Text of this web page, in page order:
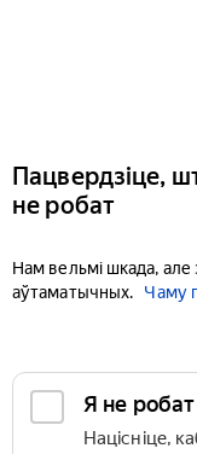
Пацвердзіце,
не робат
Нам вельмі шкада,
аўтаматычных.
Чаму
Я не робат
Націсніце,